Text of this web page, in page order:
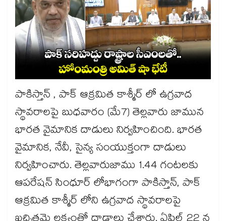
పాకిస్తాన్ , పాక్ ఆక్రమిత కాశ్మీర్ లో ఉగ్రవాద
స్థావరాలపై బుధవారం (మే7) తెల్లవారు జామున
భారత వైమానిక దాడులు నిర్వహించింది. భారత
వైమానిక, నేవీ, సైన్య సంయుక్తంగా దాడులు
నిర్వహించారు. తెల్లవారుజాము 1.44 గంటలకు
ఆపరేషన్ సింధూర్ లోభాగంగా పాకిస్తాన్, పాక్
ఆక్రమిత కాశ్మీర్ లోని ఉగ్రవాద స్థావరాలపై